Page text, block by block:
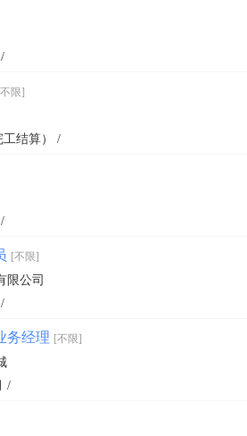
限]
工结算） /
[不限]
限公司
务经理 [不限]
/